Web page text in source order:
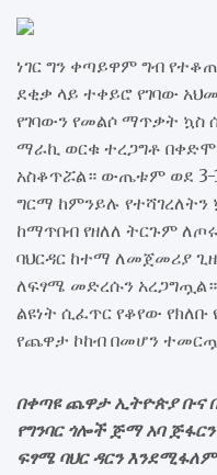
ነገር ግን ቀጣይዋም ግብ
ደቂቃ ላይ ተቀይሮ የገባው
የገባውን የመልሶ ማጥቃት ኳስ
ማራኪ ወርቁ ተረጋግቶ
አስቆጥሯል። ውጤቱም ወደ
ግርማ ከምንይሉ የተሻገረለትን
ከማጥበብ የዘለለ ትርጉም
ባህርዳር ከተማ ለመጀመሪያ
ለፍፃሜ መድረሱን
ልዩነት ሲፈጥር የቆየው
የጨዋታ ኮከብ በመሆን
በቀጣዩ ጨዋታ ኢትዮጵያ ቡና
የግንባር ጎሎች ጅማ አባ
ፍፃሜ ባህር ዳርን